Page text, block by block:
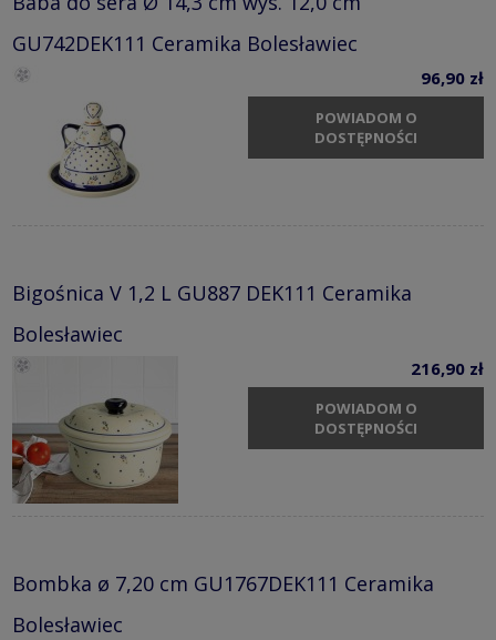
GU742DEK111 Ceramika Bolesławiec
96,90 zł
POWIADOM O
DOSTĘPNOŚCI
Bigośnica V 1,2 L GU887 DEK111 Ceramika
Bolesławiec
216,90 zł
POWIADOM O
DOSTĘPNOŚCI
Bombka ø 7,20 cm GU1767DEK111 Ceramika
Bolesławiec